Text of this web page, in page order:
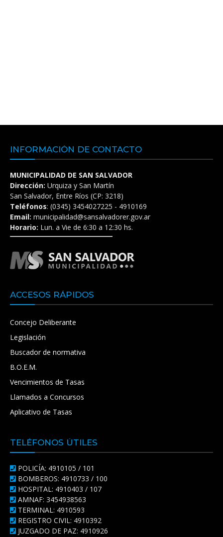
INFORMACIÓN DE CONTACTO
MUNICIPALIDAD DE SAN SALVADOR
Dirección: Urquiza y San Martín
San Salvador, Entre Ríos (CP: 3218)
Teléfonos: (0345) 3454027225 - 4910169
Email: municipalidad@sansalvadorer.gov.ar
Horario: Lun. a Vie de 6:30 a 12:30 hs.
ACCESOS RÁPIDOS
Concejo Deliberante
Legislación
Buscador de normativa
B.O.E.M.
Vencimientos de Tasas
Llamados a Concursos
Aplicativo de Tasas
TELÉFONOS ÚTILES
POLICÍA: 4910105 / 101
BOMBEROS: 4910733 / 100
HOSPITAL: 4910403 / 107
AMNAF: 3454938563
TERMINAL: 4910593
REGISTRO CIVIL: 4910392
JUZGADO DE PAZ: 4910926